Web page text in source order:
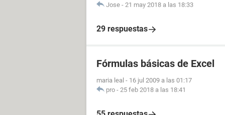
Jose - 21 may 2018 a las 18:33
29 respuestas
Fórmulas básicas de Excel
maria leal - 16 jul 2009 a las 01:17
pro - 25 feb 2018 a las 18:41